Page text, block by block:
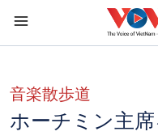
音楽散歩道
ホーチミン主